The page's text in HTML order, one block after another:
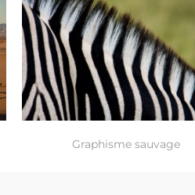
Graphisme sauvage